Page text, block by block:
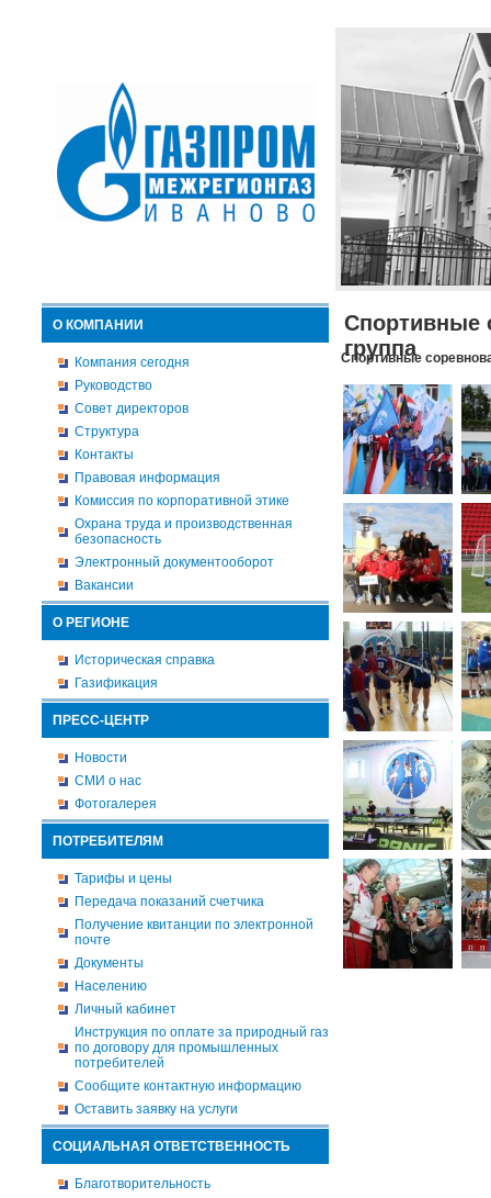
О КОМПАНИИ
Компания сегодня
Руководство
Совет директоров
Структура
Контакты
Правовая информация
Комиссия по корпоративной этике
Охрана труда и производственная
безопасность
Электронный документооборот
Вакансии
О РЕГИОНЕ
Историческая справка
Газификация
ПРЕСС-ЦЕНТР
Новости
СМИ о нас
Фотогалерея
ПОТРЕБИТЕЛЯМ
Тарифы и цены
Передача показаний счетчика
Получение квитанции по электронной
почте
Документы
Населению
Личный кабинет
Инструкция по оплате за природный газ
по договору для промышленных
потребителей
Сообщите контактную информацию
Оставить заявку на услуги
СОЦИАЛЬНАЯ ОТВЕТСТВЕННОСТЬ
Благотворительность
Спортивные
группа
Спортивные